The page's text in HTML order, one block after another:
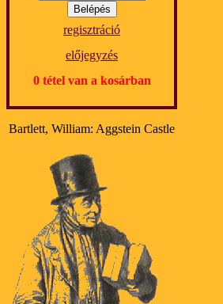
regisztráció
előjegyzés
0 tétel van a kosárban
Bartlett, William: Aggstein Castle